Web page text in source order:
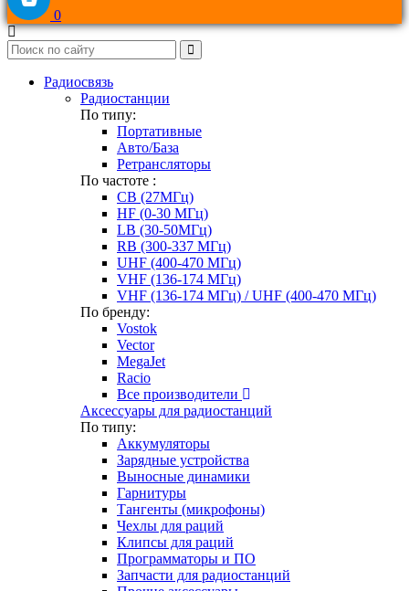
0
Радиосвязь
Радиостанции
По типу:
Портативные
Авто/База
Ретрансляторы
По частоте :
CB (27МГц)
HF (0-30 МГц)
LB (30-50МГц)
RB (300-337 МГц)
UHF (400-470 МГц)
VHF (136-174 МГц)
VHF (136-174 МГц) / UHF (400-470 МГц)
По бренду:
Vostok
Vector
MegaJet
Racio
Все производители
Аксессуары для радиостанций
По типу:
Аккумуляторы
Зарядные устройства
Выносные динамики
Гарнитуры
Тангенты (микрофоны)
Чехлы для раций
Клипсы для раций
Программаторы и ПО
Запчасти для радиостанций